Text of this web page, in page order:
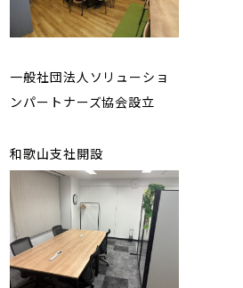
一般社団法人ソリューショ
ンパートナーズ協会設立
和歌山支社開設